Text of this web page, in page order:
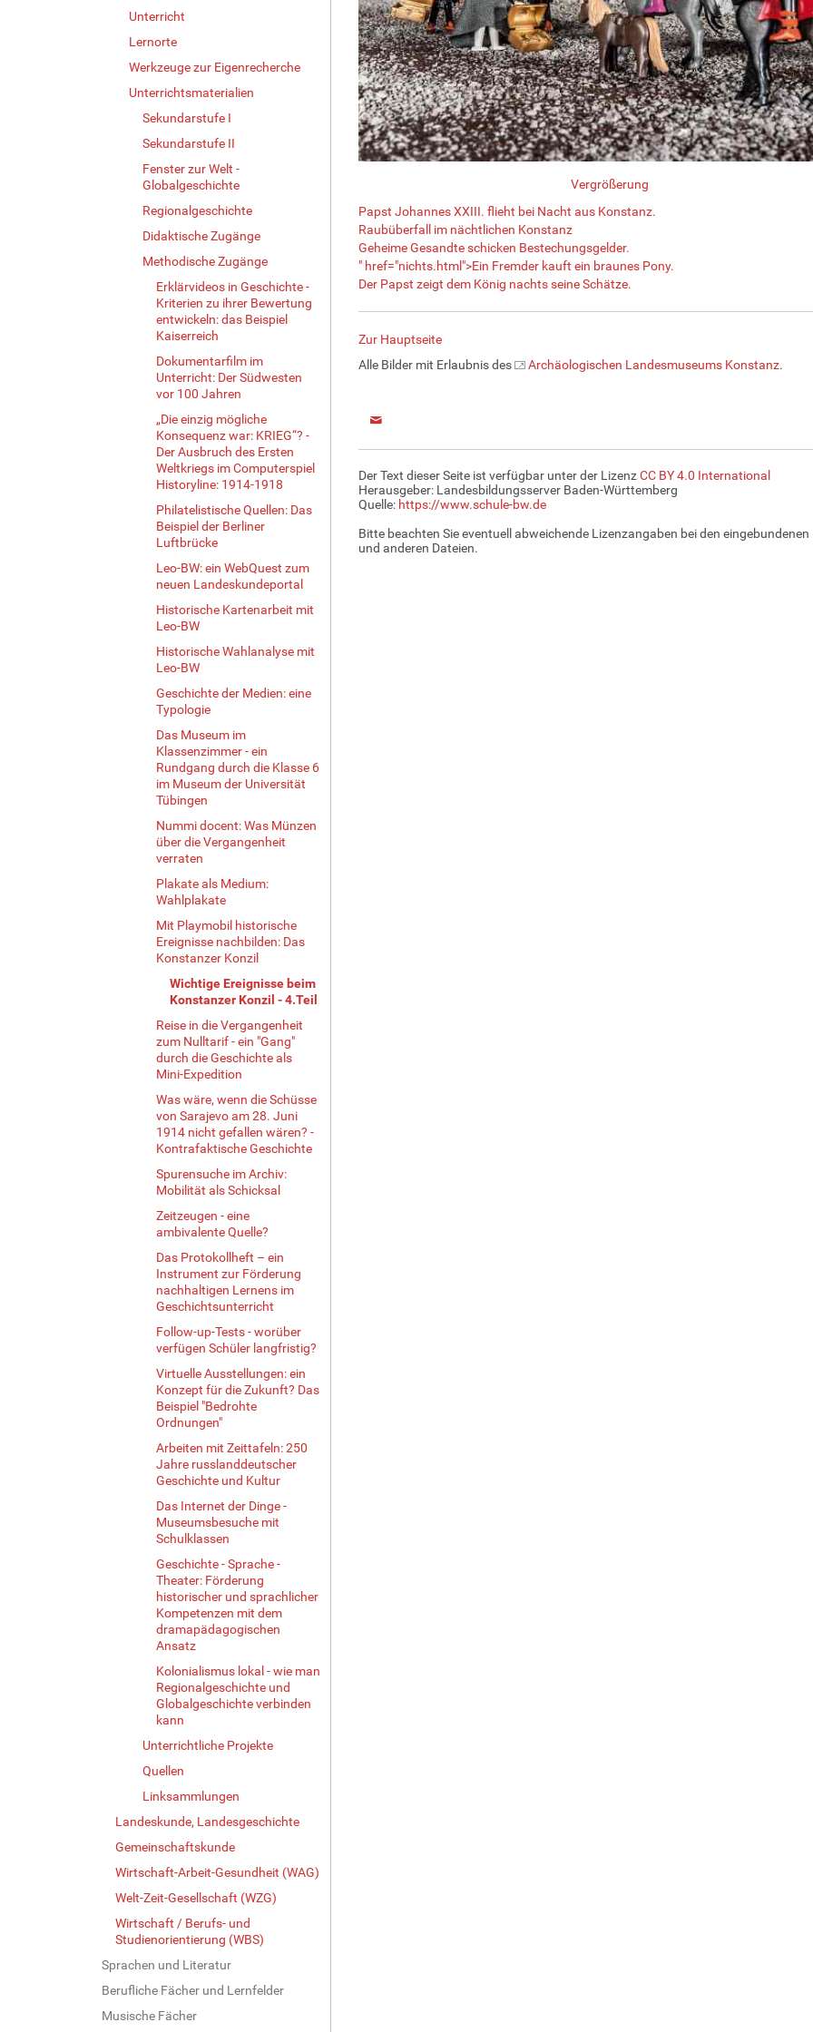
Unterricht
Lernorte
Werkzeuge zur Eigenrecherche
Unterrichtsmaterialien
Sekundarstufe I
Sekundarstufe II
Fenster zur Welt -
Globalgeschichte
Regionalgeschichte
Didaktische Zugänge
Methodische Zugänge
Erklärvideos in Geschichte -
Kriterien zu ihrer Bewertung
entwickeln: das Beispiel
Kaiserreich
Dokumentarfilm im
Unterricht: Der Südwesten
vor 100 Jahren
„Die einzig mögliche
Konsequenz war: KRIEG“? -
Der Ausbruch des Ersten
Weltkriegs im Computerspiel
Historyline: 1914-1918
Philatelistische Quellen: Das
Beispiel der Berliner
Luftbrücke
Leo-BW: ein WebQuest zum
neuen Landeskundeportal
Historische Kartenarbeit mit
Leo-BW
Historische Wahlanalyse mit
Leo-BW
Geschichte der Medien: eine
Typologie
Das Museum im
Klassenzimmer - ein
Rundgang durch die Klasse 6
im Museum der Universität
Tübingen
Nummi docent: Was Münzen
über die Vergangenheit
verraten
Plakate als Medium:
Wahlplakate
Mit Playmobil historische
Ereignisse nachbilden: Das
Konstanzer Konzil
Wichtige Ereignisse beim
Konstanzer Konzil - 4.Teil
Reise in die Vergangenheit
zum Nulltarif - ein "Gang"
durch die Geschichte als
Mini-Expedition
Was wäre, wenn die Schüsse
von Sarajevo am 28. Juni
1914 nicht gefallen wären? -
Kontrafaktische Geschichte
Spurensuche im Archiv:
Mobilität als Schicksal
Zeitzeugen - eine
ambivalente Quelle?
Das Protokollheft – ein
Instrument zur Förderung
nachhaltigen Lernens im
Geschichtsunterricht
Follow-up-Tests - worüber
verfügen Schüler langfristig?
Virtuelle Ausstellungen: ein
Konzept für die Zukunft? Das
Beispiel "Bedrohte
Ordnungen"
Arbeiten mit Zeittafeln: 250
Jahre russlanddeutscher
Geschichte und Kultur
Das Internet der Dinge -
Museumsbesuche mit
Schulklassen
Geschichte - Sprache -
Theater: Förderung
historischer und sprachlicher
Kompetenzen mit dem
dramapädagogischen
Ansatz
Kolonialismus lokal - wie man
Regionalgeschichte und
Globalgeschichte verbinden
kann
Unterrichtliche Projekte
Quellen
Linksammlungen
Landeskunde, Landesgeschichte
Gemeinschaftskunde
Wirtschaft-Arbeit-Gesundheit (WAG)
Welt-Zeit-Gesellschaft (WZG)
Wirtschaft / Berufs- und
Studienorientierung (WBS)
Sprachen und Literatur
Berufliche Fächer und Lernfelder
Musische Fächer
Vergrößerung
Papst Johannes XXIII. flieht bei Nacht aus Konstanz.
Raubüberfall im nächtlichen Konstanz
Geheime Gesandte schicken Bestechungsgelder.
" href="nichts.html">Ein Fremder kauft ein braunes Pony.
Der Papst zeigt dem König nachts seine Schätze.
Zur Hauptseite
Alle Bilder mit Erlaubnis des
Archäologischen Landesmuseums Konstanz.
Der Text dieser Seite ist verfügbar unter der LizenzCC BY 4.0 International
Herausgeber: Landesbildungsserver Baden-Württemberg
Quelle: https://www.schule-bw.de
Bitte beachten Sie eventuell abweichende Lizenzangaben bei den eingebundenen
und anderen Dateien.